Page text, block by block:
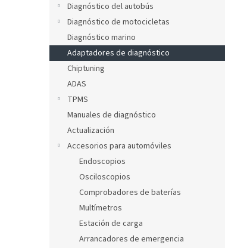
Diagnóstico del autobús
Diagnóstico de motocicletas
Diagnóstico marino
Adaptadores de diagnóstico
Chiptuning
ADAS
TPMS
Manuales de diagnóstico
Actualización
Accesorios para automóviles
Endoscopios
Osciloscopios
Comprobadores de baterías
Multímetros
Estación de carga
Arrancadores de emergencia